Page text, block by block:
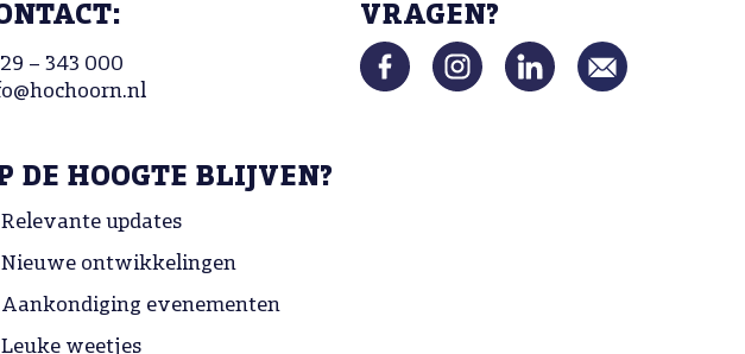
– 343 000
VRAGEN?
DE HOOGTE BLIJVEN?
Relevante updates
Nieuwe ontwikkelingen
Aankondiging evenementen
Leuke weetjes